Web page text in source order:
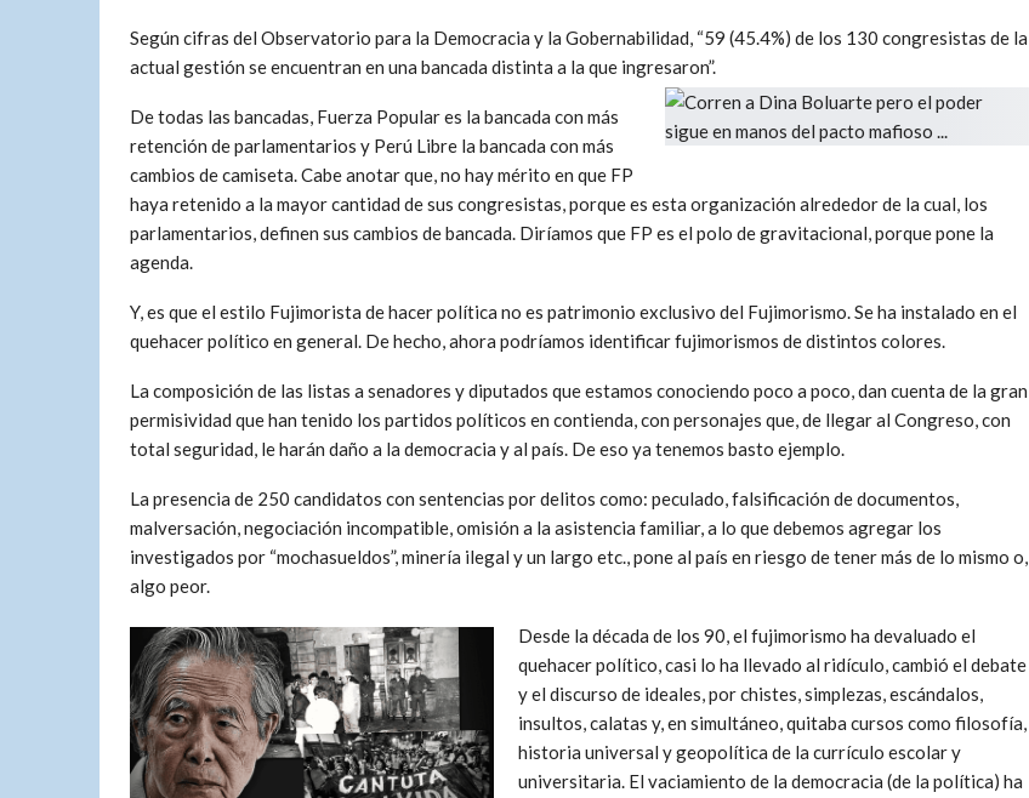
Según cifras del Observatorio para la Democracia y la Gobernabilidad, “59 (45.4%) de los 130 congresistas de la
actual gestión se encuentran en una bancada distinta a la que ingresaron”.
De todas las bancadas, Fuerza Popular es la bancada con más
retención de parlamentarios y Perú Libre la bancada con más
cambios de camiseta. Cabe anotar que, no hay mérito en que FP
haya retenido a la mayor cantidad de sus congresistas, porque es esta organización alrededor de la cual, los
parlamentarios, definen sus cambios de bancada. Diríamos que FP es el polo de gravitacional, porque pone la
agenda.
Y, es que el estilo Fujimorista de hacer política no es patrimonio exclusivo del Fujimorismo. Se ha instalado en el
quehacer político en general. De hecho, ahora podríamos identificar fujimorismos de distintos colores.
La composición de las listas a senadores y diputados que estamos conociendo poco a poco, dan cuenta de la gran
permisividad que han tenido los partidos políticos en contienda, con personajes que, de llegar al Congreso, con
total seguridad, le harán daño a la democracia y al país. De eso ya tenemos basto ejemplo.
La presencia de 250 candidatos con sentencias por delitos como: peculado, falsificación de documentos,
malversación, negociación incompatible, omisión a la asistencia familiar, a lo que debemos agregar los
investigados por “mochasueldos”, minería ilegal y un largo etc., pone al país en riesgo de tener más de lo mismo o,
algo peor.
Desde la década de los 90, el fujimorismo ha devaluado el
quehacer político, casi lo ha llevado al ridículo, cambió el debate
y el discurso de ideales, por chistes, simplezas, escándalos,
insultos, calatas y, en simultáneo, quitaba cursos como filosofía,
historia universal y geopolítica de la currículo escolar y
universitaria. El vaciamiento de la democracia (de la política) ha